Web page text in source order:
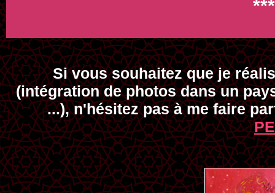
Si vous souhaitez que je
(intégration de photos dans un
...), n'hésitez pas à me faire